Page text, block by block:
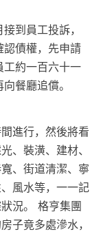
到員工投訴，
認債權，先申請
工約一百六十一
餐廳追償。
進行，然後將看
、裝潢、建材、
、街道清潔、寧
風水等，一一記
況。 格亨集團
子竟多處滲水，